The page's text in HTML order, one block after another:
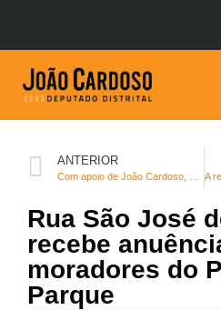
ANTERIOR
Rua São José
recebe
moradores do
Parque